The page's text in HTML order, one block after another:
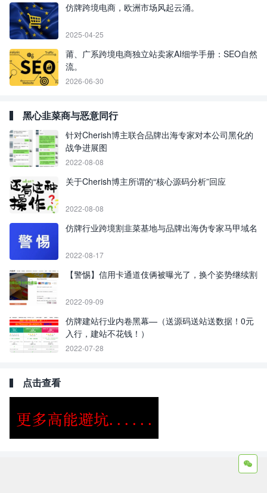
仿牌跨境电商，欧洲市场风起云涌。
2025-04-25
莆、广系跨境电商独立站卖家AI细学手册：SEO自然
流。
2026-06-30
黑心韭菜商与恶意同行
针对Cherish博主联合品牌出海专家对本公司黑化的
战争进展图
2022-08-08
关于Cherish博主所谓的“核心源码分析”回应
2022-08-08
仿牌行业跨境割韭菜基地与品牌出海伪专家马甲域名
2022-08-17
【警惕】信用卡通道伎俩被曝光了，换个姿势继续割
2022-09-09
仿牌建站行业内卷黑幕—（送源码送站送数据！0元
入行，建站不花钱！）
2022-07-28
点击查看
Copyright ©2009 - 2023 | GOD和他的朋友们 - 100%原创仿牌行业